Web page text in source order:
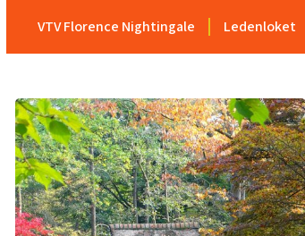
VTV Florence Nightingale Ledenloket